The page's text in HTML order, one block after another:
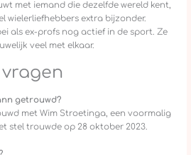
met iemand die dezelfde wereld kent,
wielerliefhebbers extra bijzonder.
als ex-profs nog actief in de sport. Ze
veel met elkaar.
getrouwd?
met Wim Stroetinga, een voormalig
stel trouwde op 28 oktober 2023.